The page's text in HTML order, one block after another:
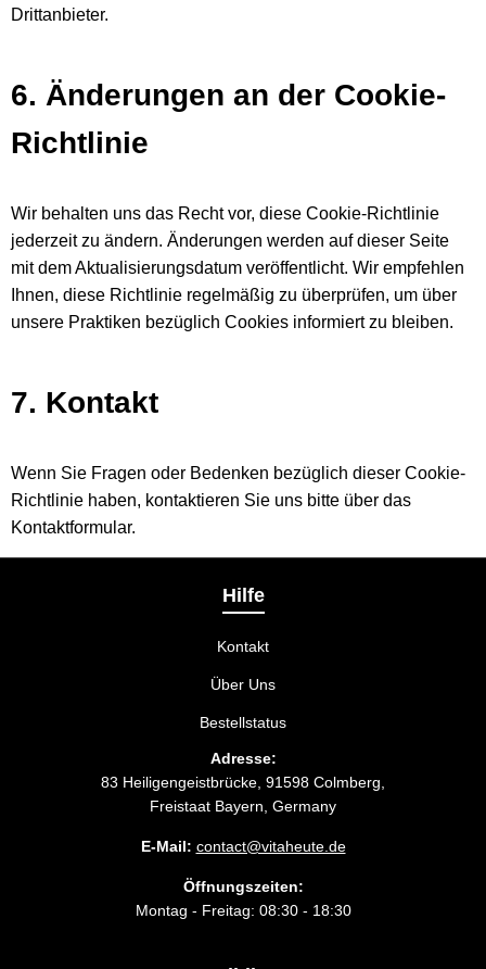
Drittanbieter.
6. Änderungen an der Cookie-
Richtlinie
Wir behalten uns das Recht vor, diese Cookie-Richtlinie
jederzeit zu ändern. Änderungen werden auf dieser Seite
mit dem Aktualisierungsdatum veröffentlicht. Wir empfehlen
Ihnen, diese Richtlinie regelmäßig zu überprüfen, um über
unsere Praktiken bezüglich Cookies informiert zu bleiben.
7. Kontakt
Wenn Sie Fragen oder Bedenken bezüglich dieser Cookie-
Richtlinie haben, kontaktieren Sie uns bitte über das
Kontaktformular.
Hilfe
Kontakt
Über Uns
Bestellstatus
Adresse:
83 Heiligengeistbrücke, 91598 Colmberg,
Freistaat Bayern, Germany
E-Mail: contact@vitaheute.de
Öffnungszeiten:
Montag - Freitag: 08:30 - 18:30